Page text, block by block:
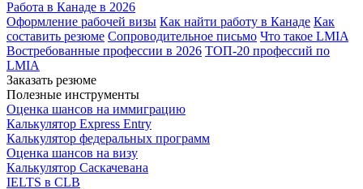
Работа в Канаде в 2026
Оформление рабочей визы Как найти работу в Канаде Как
составить резюме Сопроводительное письмо Что такое LMIA
Востребованные профессии в 2026 ТОП-20 профессий по
LMIA
Заказать резюме
Полезные инструменты
Оценка шансов на иммиграцию
Калькулятор Express Entry
Калькулятор федеральных программ
Оценка шансов на визу
Калькулятор Саскачевана
IELTS в CLB